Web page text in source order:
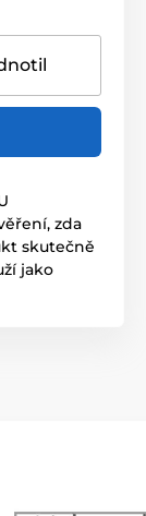
zda
skutečně
jako